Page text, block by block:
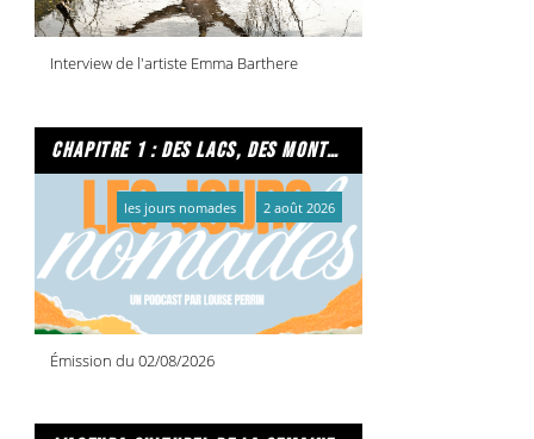
Interview de l'artiste Emma Barthere
chapitre 1 : des lacs, des montagnes et due caffe per favore
Émission du 02/08/2026
les jours nomades 2 août 2026